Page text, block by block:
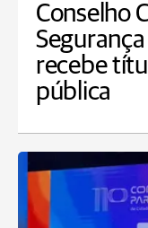
Conselho
recebe
pública